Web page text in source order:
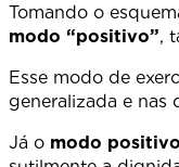
Tomando o
modo “positivo”,
Esse modo de
generalizada e nas
Já o modo